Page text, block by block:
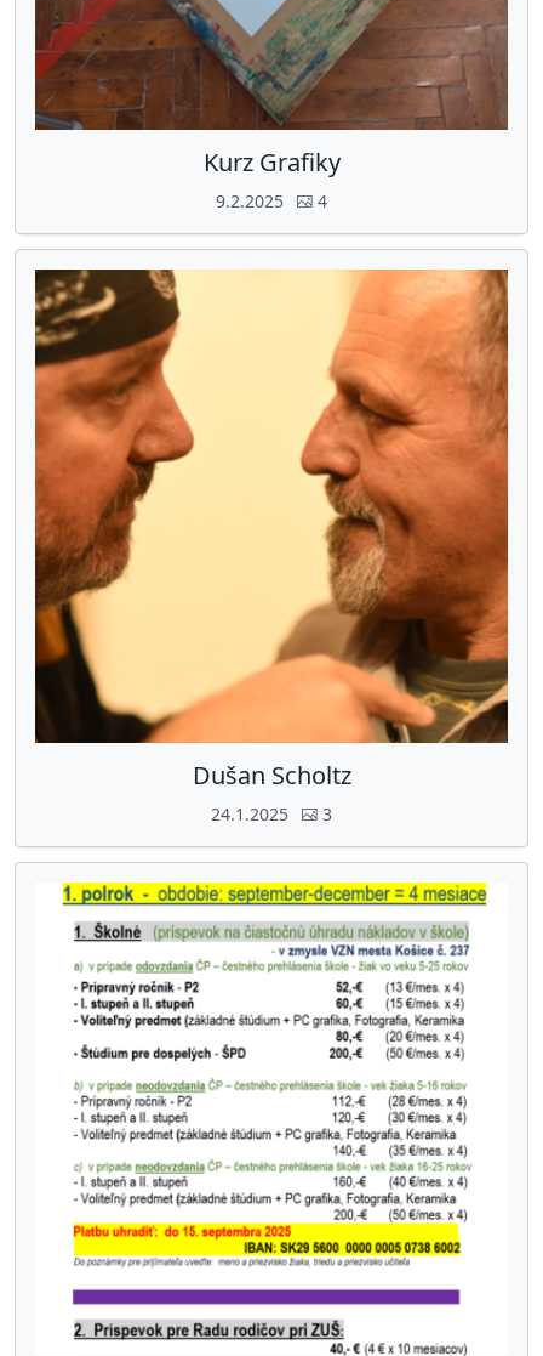
Kurz Grafiky
9.2.2025 4
Dušan Scholtz
24.1.2025 3